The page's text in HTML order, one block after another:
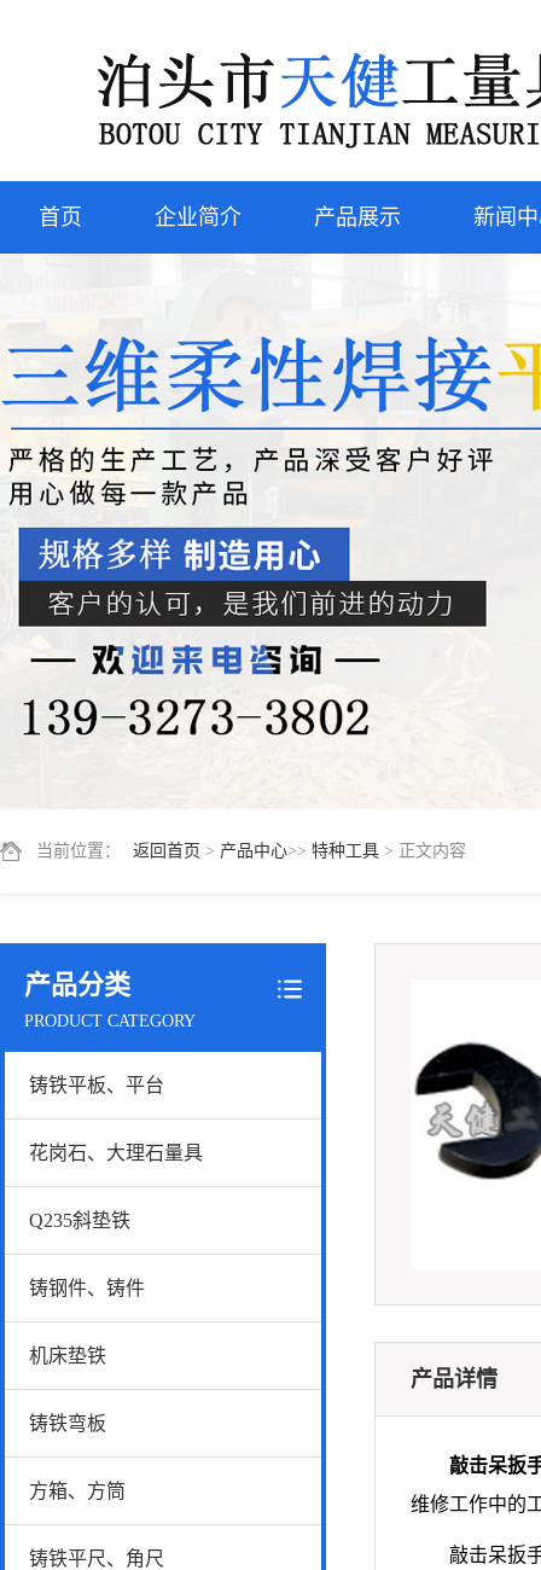
首页 企业简介 产品展示 新闻
当前位置： 返回首页 > 产品中心>> 特种工具 > 正文内容
产品分类
PRODUCT CATEGORY
铸铁平板、平台
花岗石、大理石量具
Q235斜垫铁
铸钢件、铸件
机床垫铁
铸铁弯板
方箱、方筒
铸铁平尺、角尺
产品详情
敲击呆扳
维修工作中的
敲击呆扳手